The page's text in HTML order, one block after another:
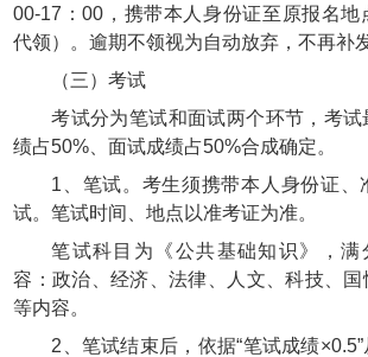
00-17：00，携带本人身份证至原报名地
代领）。逾期不领视为自动放弃，不再补发
（三）考试
考试分为笔试和面试两个环节，考
绩占50%、面试成绩占50%合成确定。
1、笔试。考生须携带本人身份证、
试。笔试时间、地点以准考证为准。
笔试科目为《公共基础知识》，满
容：政治、经济、法律、人文、科技、
等内容。
2、笔试结束后，依据“笔试成绩